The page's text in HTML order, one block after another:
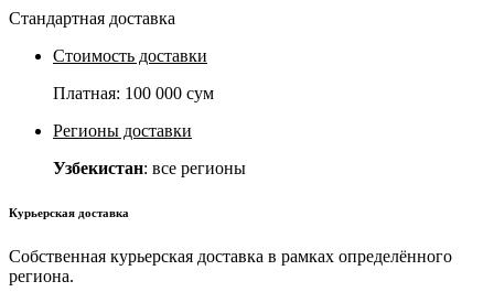
Стандартная доставка
Стоимость доставки
Платная: 100 000 сум
Регионы доставки
Узбекистан: все регионы
Курьерская доставка
Собственная курьерская доставка в рамках определённого
региона.